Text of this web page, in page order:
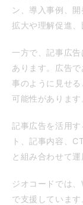
ン、導入事例、
拡大や理解促進、
一方で、記事広
あります。広告
事のように見せ
可能性があります
記事広告を活用
ト、記事内容、
と組み合わせて運
ジオコードでは
で支援していま